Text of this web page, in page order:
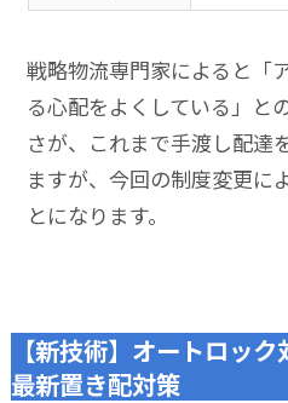
戦略物流専門家によると「
る心配をよくしている」と
さが、これまで手渡し配達
ますが、今回の制度変更に
とになります。
【新技術】オートロッ
最新置き配対策